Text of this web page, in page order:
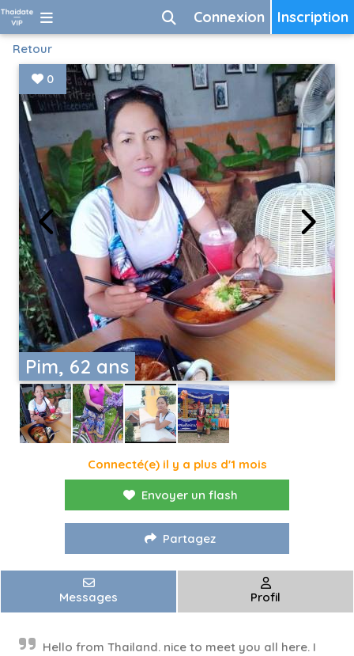
Inscription
Connexion
Retour
Pim, 62 ans
0
Connecté(e) il y a plus d'1 mois
Envoyer un flash
Partagez
Messages Profil
Hello from Thailand. nice to meet you all here. I